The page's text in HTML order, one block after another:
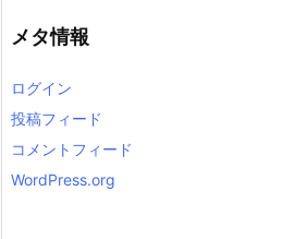
メタ情報
ログイン
投稿フィード
コメントフィード
WordPress.org